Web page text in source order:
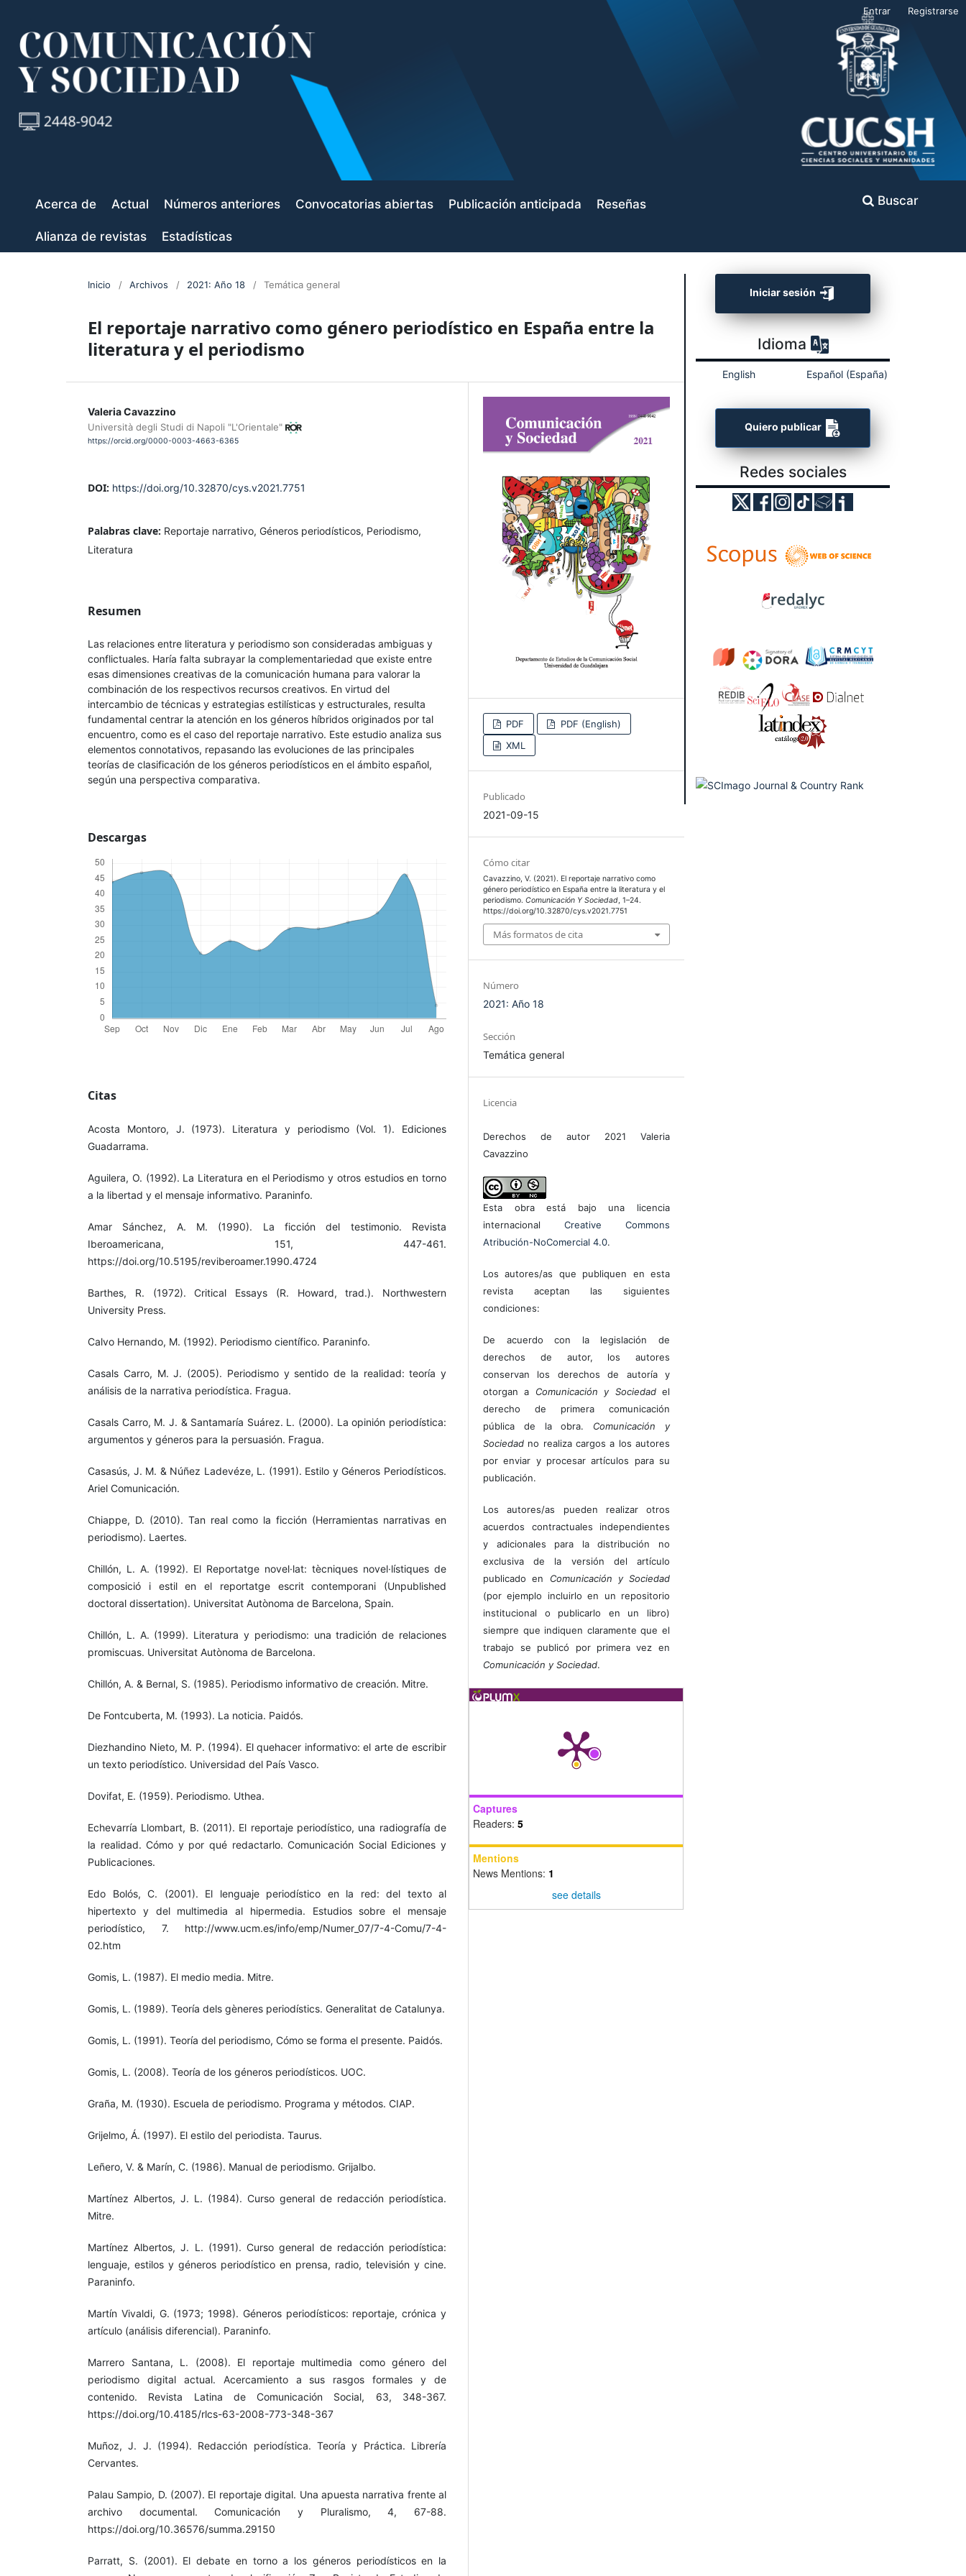
Acerca de Actual Números anteriores Convocatorias abiertas Publicación anticipada Reseñas
Alianza de revistas Estadísticas
Buscar
Entrar Registrarse
Inicio / Archivos / 2021: Año 18 / Temática general
El reportaje narrativo como género periodístico en España entre la
literatura y el periodismo
Valeria Cavazzino
Università degli Studi di Napoli "L'Orientale"
https://orcid.org/0000-0003-4663-6365
DOI: https://doi.org/10.32870/cys.v2021.7751
Palabras clave: Reportaje narrativo, Géneros periodísticos, Periodismo,
Literatura
Resumen
Las relaciones entre literatura y periodismo son consideradas ambiguas y
conflictuales. Haría falta subrayar la complementariedad que existe entre
esas dimensiones creativas de la comunicación humana para valorar la
combinación de los respectivos recursos creativos. En virtud del
intercambio de técnicas y estrategias estilísticas y estructurales, resulta
fundamental centrar la atención en los géneros híbridos originados por tal
encuentro, como es el caso del reportaje narrativo. Este estudio analiza sus
elementos connotativos, repasando las evoluciones de las principales
teorías de clasificación de los géneros periodísticos en el ámbito español,
según una perspectiva comparativa.
Descargas
Citas
Acosta Montoro, J. (1973). Literatura y periodismo (Vol. 1). Ediciones
Guadarrama.
Aguilera, O. (1992). La Literatura en el Periodismo y otros estudios en torno
a la libertad y el mensaje informativo. Paraninfo.
Amar Sánchez, A. M. (1990). La ficción del testimonio. Revista
Iberoamericana, 151, 447-461.
https://doi.org/10.5195/reviberoamer.1990.4724
Barthes, R. (1972). Critical Essays (R. Howard, trad.). Northwestern
University Press.
Calvo Hernando, M. (1992). Periodismo científico. Paraninfo.
Casals Carro, M. J. (2005). Periodismo y sentido de la realidad: teoría y
análisis de la narrativa periodística. Fragua.
Casals Carro, M. J. & Santamaría Suárez. L. (2000). La opinión periodística:
argumentos y géneros para la persuasión. Fragua.
Casasús, J. M. & Núñez Ladevéze, L. (1991). Estilo y Géneros Periodísticos.
Ariel Comunicación.
Chiappe, D. (2010). Tan real como la ficción (Herramientas narrativas en
periodismo). Laertes.
Chillón, L. A. (1992). El Reportatge novel·lat: tècniques novel·lístiques de
composició i estil en el reportatge escrit contemporani (Unpublished
doctoral dissertation). Universitat Autònoma de Barcelona, Spain.
Chillón, L. A. (1999). Literatura y periodismo: una tradición de relaciones
promiscuas. Universitat Autònoma de Barcelona.
Chillón, A. & Bernal, S. (1985). Periodismo informativo de creación. Mitre.
De Fontcuberta, M. (1993). La noticia. Paidós.
Diezhandino Nieto, M. P. (1994). El quehacer informativo: el arte de escribir
un texto periodístico. Universidad del País Vasco.
Dovifat, E. (1959). Periodismo. Uthea.
Echevarría Llombart, B. (2011). El reportaje periodístico, una radiografía de
la realidad. Cómo y por qué redactarlo. Comunicación Social Ediciones y
Publicaciones.
Edo Bolós, C. (2001). El lenguaje periodístico en la red: del texto al
hipertexto y del multimedia al hipermedia. Estudios sobre el mensaje
periodístico, 7. http://www.ucm.es/info/emp/Numer_07/7-4-Comu/7-4-
02.htm
Gomis, L. (1987). El medio media. Mitre.
Gomis, L. (1989). Teoría dels gèneres periodístics. Generalitat de Catalunya.
Gomis, L. (1991). Teoría del periodismo, Cómo se forma el presente. Paidós.
Gomis, L. (2008). Teoría de los géneros periodísticos. UOC.
Graña, M. (1930). Escuela de periodismo. Programa y métodos. CIAP.
Grijelmo, Á. (1997). El estilo del periodista. Taurus.
Leñero, V. & Marín, C. (1986). Manual de periodismo. Grijalbo.
Martínez Albertos, J. L. (1984). Curso general de redacción periodística.
Mitre.
Martínez Albertos, J. L. (1991). Curso general de redacción periodística:
lenguaje, estilos y géneros periodístico en prensa, radio, televisión y cine.
Paraninfo.
Martín Vivaldi, G. (1973; 1998). Géneros periodísticos: reportaje, crónica y
artículo (análisis diferencial). Paraninfo.
Marrero Santana, L. (2008). El reportaje multimedia como género del
periodismo digital actual. Acercamiento a sus rasgos formales y de
contenido. Revista Latina de Comunicación Social, 63, 348-367.
https://doi.org/10.4185/rlcs-63-2008-773-348-367
Muñoz, J. J. (1994). Redacción periodística. Teoría y Práctica. Librería
Cervantes.
Palau Sampio, D. (2007). El reportaje digital. Una apuesta narrativa frente al
archivo documental. Comunicación y Pluralismo, 4, 67-88.
https://doi.org/10.36576/summa.29150
Parratt, S. (2001). El debate en torno a los géneros periodísticos en la
PDF
PDF (English)
XML
Publicado
2021-09-15
Cómo citar
Cavazzino, V. (2021). El reportaje narrativo como
género periodístico en España entre la literatura y el
periodismo.Comunicación Y Sociedad, 1–24.
https://doi.org/10.32870/cys.v2021.7751
Más formatos de cita
Número
2021: Año 18
Sección
Temática general
Licencia
Derechos de autor 2021 Valeria
Cavazzino
Esta obra está bajo una licencia
internacional Creative Commons
Atribución-NoComercial 4.0.
Los autores/as que publiquen en esta
revista aceptan las siguientes
condiciones:
De acuerdo con la legislación de
derechos de autor, los autores
conservan los derechos de autoría y
otorgan a Comunicación y Sociedadel
derecho de primera comunicación
pública de la obra. Comunicación y
Sociedad no realiza cargos a los autores
por enviar y procesar artículos para su
publicación.
Los autores/as pueden realizar otros
acuerdos contractuales independientes
y adicionales para la distribución no
exclusiva de la versión del artículo
publicado en Comunicación y Sociedad
(por ejemplo incluirlo en un repositorio
institucional o publicarlo en un libro)
siempre que indiquen claramente que el
trabajo se publicó por primera vez en
Comunicación y Sociedad.
Captures
Readers: 5
Mentions
News Mentions: 1
see details
Iniciar sesión
Idioma
English Español (España)
Quiero publicar
Redes sociales